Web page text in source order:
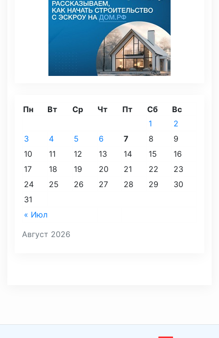
Август 2026
Пн Вт Ср Чт Пт Сб Вс
« Июл
1
2
3
4 5 6 7 8
9
10
11 12 13 14 15
16
17
18 19 20 21 22
23
24
25 26 27 28 29
30
31